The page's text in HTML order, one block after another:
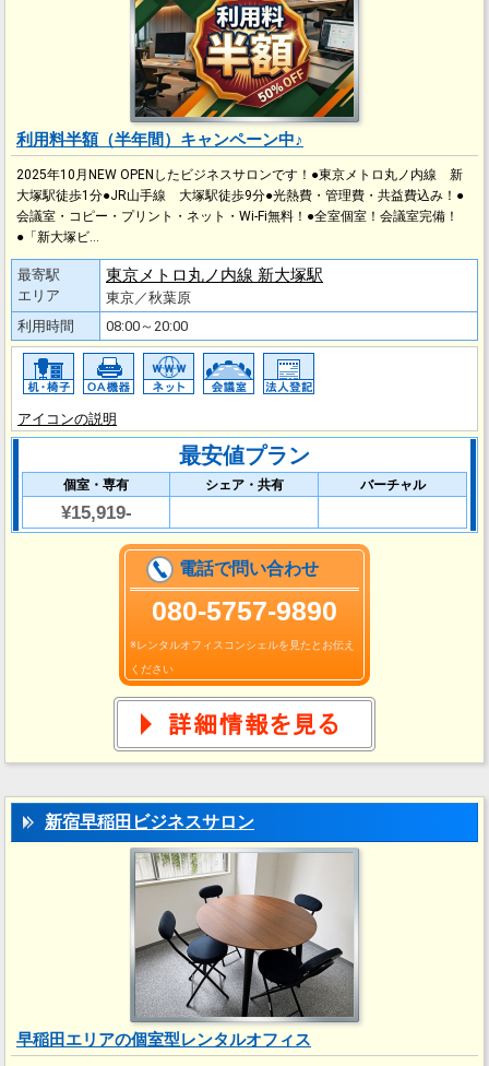
利用料半額（半年間）キャンペーン中♪
2025年10月NEW OPENしたビジネスサロンです！●東京メトロ丸ノ内線 新
大塚駅徒歩1分●JR山手線 大塚駅徒歩9分●光熱費・管理費・共益費込み！●
会議室・コピー・プリント・ネット・Wi-Fi無料！●全室個室！会議室完備！
●「新大塚ビ…
最寄駅
エリア
東京メトロ丸ノ内線 新大塚駅
東京／秋葉原
利用時間
08:00～20:00
アイコンの説明
最安値プラン
個室・専有 シェア・共有 バーチャル
¥15,919-
電話で問い合わせ
080-5757-9890
※レンタルオフィスコンシェルを見たとお伝え
ください
新宿早稲田ビジネスサロン
早稲田エリアの個室型レンタルオフィス